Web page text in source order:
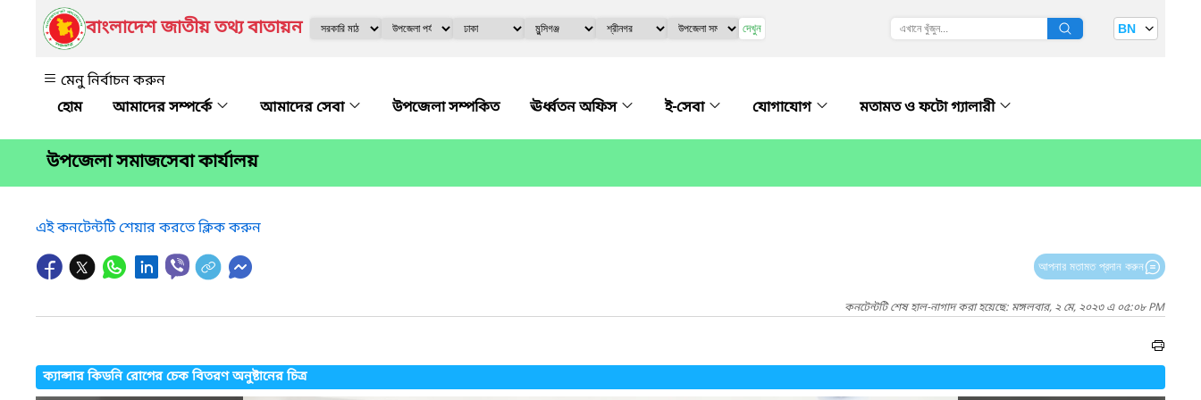
বাংলাদেশ জাতীয় তথ্য বাতায়ন দেখুন BN
মেনু নির্বাচন করুন
আমাদের সম্পর্কে
আমাদের সেবা উপজেলা সম্পকিত ঊর্ধ্বতন অফিস ই-সেবা যোগাযোগ মতামত ও ফটো গ্যালারী
উপজেলা সমাজসেবা কার্যালয়
এই কনটেন্টটি শেয়ার করতে ক্লিক করুন
আপনার মতামত প্রদান করুন
কনটেন্টটি শেষ হাল-নাগাদ করা হয়েছে: মঙ্গলবার, ২ মে, ২০২৩ এ ০৫:০৮ PM
ক্যান্সার কিডনি রোগের চেক বিতরণ অনুষ্টানের চিত্র